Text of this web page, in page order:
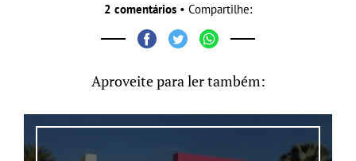
2 comentários • Compartilhe:
Aproveite para ler também: